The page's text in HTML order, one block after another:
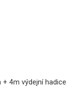
4m výdejní hadice